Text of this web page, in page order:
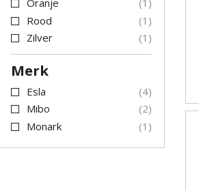
Oranje
1
Rood
1
Zilver
1
Merk
Esla
4
Mibo
2
Monark
1